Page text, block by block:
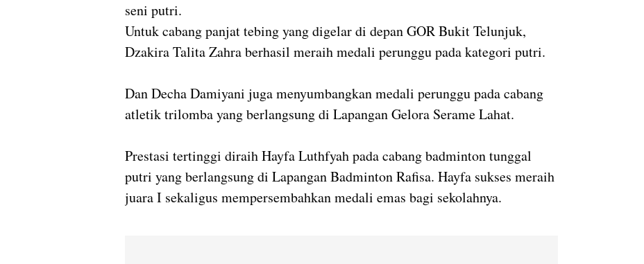
seni putri.
Untuk cabang panjat tebing yang digelar di depan GOR Bukit Telunjuk,
Dzakira Talita Zahra berhasil meraih medali perunggu pada kategori putri.
Dan Decha Damiyani juga menyumbangkan medali perunggu pada cabang
atletik trilomba yang berlangsung di Lapangan Gelora Serame Lahat.
Prestasi tertinggi diraih Hayfa Luthfyah pada cabang badminton tunggal
putri yang berlangsung di Lapangan Badminton Rafisa. Hayfa sukses meraih
juara I sekaligus mempersembahkan medali emas bagi sekolahnya.